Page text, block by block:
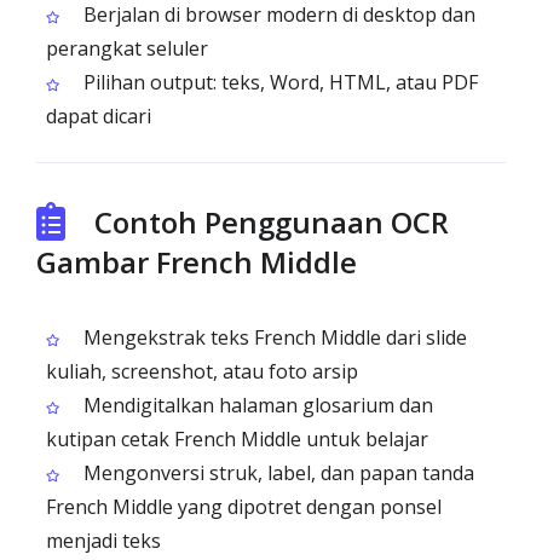
Berjalan di browser modern di desktop dan
perangkat seluler
Pilihan output: teks, Word, HTML, atau PDF
dapat dicari
Contoh Penggunaan OCR
Gambar French Middle
Mengekstrak teks French Middle dari slide
kuliah, screenshot, atau foto arsip
Mendigitalkan halaman glosarium dan
kutipan cetak French Middle untuk belajar
Mengonversi struk, label, dan papan tanda
French Middle yang dipotret dengan ponsel
menjadi teks